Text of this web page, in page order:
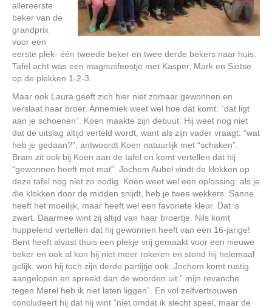
allereerste
beker van de
grandprix
voor een
eerste plek- één tweede beker en twee derde bekers naar huis.
Tafel acht was een magnusfeestje met Kasper, Mark en Sietse
op de plekken 1-2-3.
Maar ook Laura geeft zich hier niet zomaar gewonnen en
verslaat haar broer. Annemiek weet wel hoe dat komt: “dat ligt
aan je schoenen”. Koen maakte zijn debuut. Hij weet nog niet
dat de uitslag altijd verteld wordt, want als zijn vader vraagt: “wat
heb je gedaan?”, antwoordt Koen natuurlijk met “schaken”.
Bram zit ook bij Koen aan de tafel en komt vertellen dat hij
“gewonnen heeft met mat”. Jochem Aubel vindt de klokken op
deze tafel nog niet zo nodig. Koen weet wel een oplossing: als je
die klokken door de midden snijdt, heb je twee wekkers. Sanne
heeft het moeilijk, maar heeft wel een favoriete kleur. Dat is
zwart. Daarmee wint zij altijd van haar broertje. Nils komt
huppelend vertellen dat hij gewonnen heeft van een 16-jarige!
Bent heeft alvast thuis een plekje vrij gemaakt voor een nieuwe
beker en ook al kon hij niet meer rokeren en stond hij helemaal
gelijk, won hij toch zijn derde partijtje ook. Jochem komt rustig
aangelopen en spreekt dan de woorden uit:” mijn revanche
tegen Merel heb ik niet laten liggen”. En vol zelfvertrouwen
concludeert hij dat hij wint “niet omdat ik slecht speel, maar de